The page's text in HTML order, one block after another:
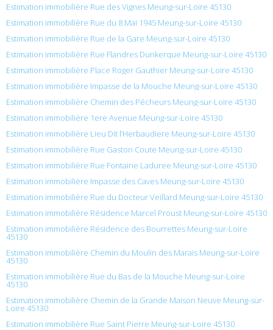
Estimation immobilière Rue des Vignes Meung-sur-Loire 45130
Estimation immobilière Rue du 8 Mai 1945 Meung-sur-Loire 45130
Estimation immobilière Rue de la Gare Meung-sur-Loire 45130
Estimation immobilière Rue Flandres Dunkerque Meung-sur-Loire 45130
Estimation immobilière Place Roger Gauthier Meung-sur-Loire 45130
Estimation immobilière Impasse de la Mouche Meung-sur-Loire 45130
Estimation immobilière Chemin des Pécheurs Meung-sur-Loire 45130
Estimation immobilière 1ere Avenue Meung-sur-Loire 45130
Estimation immobilière Lieu Dit l’Herbaudiere Meung-sur-Loire 45130
Estimation immobilière Rue Gaston Coute Meung-sur-Loire 45130
Estimation immobilière Rue Fontaine Laduree Meung-sur-Loire 45130
Estimation immobilière Impasse des Caves Meung-sur-Loire 45130
Estimation immobilière Rue du Docteur Veillard Meung-sur-Loire 45130
Estimation immobilière Résidence Marcel Proust Meung-sur-Loire 45130
Estimation immobilière Résidence des Bourrettes Meung-sur-Loire
45130
Estimation immobilière Chemin du Moulin des Marais Meung-sur-Loire
45130
Estimation immobilière Rue du Bas de la Mouche Meung-sur-Loire
45130
Estimation immobilière Chemin de la Grande Maison Neuve Meung-sur-
Loire 45130
Estimation immobilière Rue Saint Pierre Meung-sur-Loire 45130